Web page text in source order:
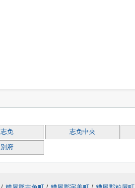
志免 志免中央
別府